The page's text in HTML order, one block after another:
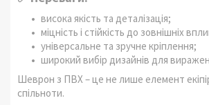
висока якість та деталізація;
міцність і стійкість до зовнішніх
універсальне та зручне кріплення;
широкий вибір дизайнів для
Шеврон з ПВХ – це не лише елемент
спільноти.